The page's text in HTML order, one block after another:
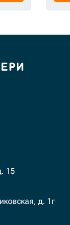
15
д. 1г